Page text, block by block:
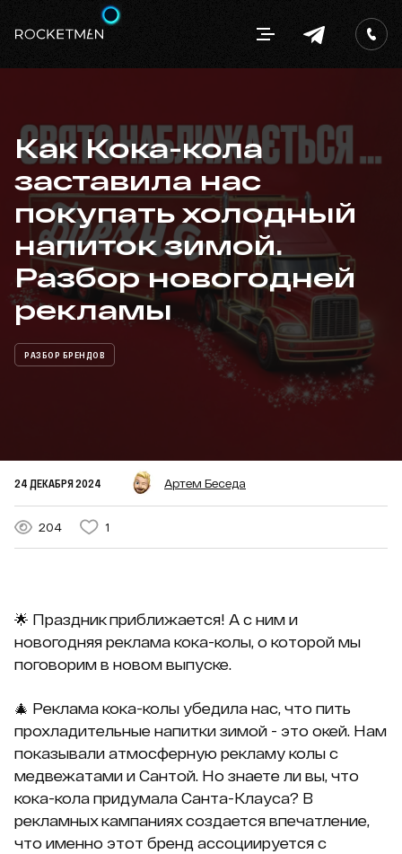
Как Кока-кола
заставила нас
покупать холодный
напиток зимой.
Разбор новогодней
рекламы
РАЗБОР БРЕНДОВ
24 ДЕКАБРЯ 2024 Артем Беседа
204 1
🌟 Праздник приближается! А с ним и
новогодняя реклама кока-колы, о которой мы
поговорим в новом выпуске.
🎄 Реклама кока-колы убедила нас, что пить
прохладительные напитки зимой - это окей. Нам
показывали атмосферную рекламу колы с
медвежатами и Сантой. Но знаете ли вы, что
кока-кола придумала Санта-Клауса? В
рекламных кампаниях создается впечатление,
что именно этот бренд ассоциируется с